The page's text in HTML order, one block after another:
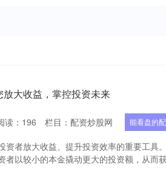
大收益，掌控投资未来
读： 196 栏目： 配资炒股网 能看盘的
者放大收益、提升投资效率的重要工具
者以较小的本金撬动更大的投资额，从而